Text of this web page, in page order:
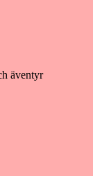
äventyr